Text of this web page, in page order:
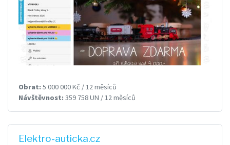
Obrat: 5 000 000 Kč / 12 měsíců
Návštěvnost: 359 758 UN / 12 měsíců
Elektro-auticka.cz